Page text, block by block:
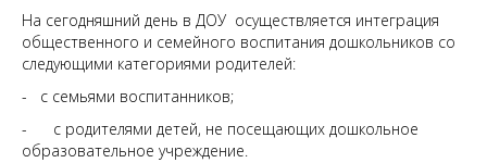
На сегодняшний день в ДОУ осуществляется интеграция
общественного и семейного воспитания дошкольников со
следующими категориями родителей:
- с семьями воспитанников;
- с родителями детей, не посещающих дошкольное
образовательное учреждение.